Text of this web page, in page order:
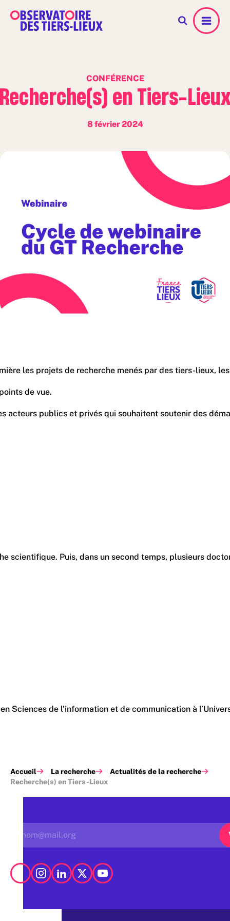
Menu
CONFÉRENCE
en Tiers-
8 février 2024
les projets de recherche menés par des tiers-
de vue.
publics et privés qui souhaitent soutenir des
Puis, dans un second temps, plusieurs
de l’information et de communication à
Accueil La recherche
Actualités de la recherche
Recherche(s) en Tiers-Lieux